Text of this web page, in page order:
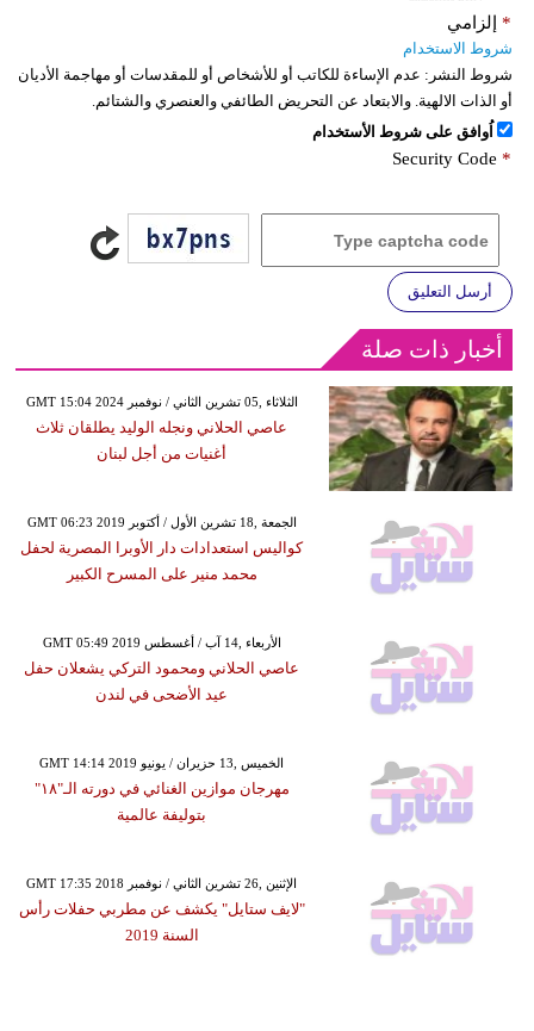
إلزامي *
شروط الاستخدام
شروط النشر: عدم الإساءة للكاتب أو للأشخاص أو للمقدسات أو مهاجمة الأديان
أو الذات الالهية. والابتعاد عن التحريض الطائفي والعنصري والشتائم.
اُوافق على شروط الأستخدام
Security Code *
أرسل التعليق
أخبار ذات صلة
GMT 15:04 2024 الثلاثاء ,05 تشرين الثاني / نوفمبر
عاصي الحلاني ونجله الوليد يطلقان ثلاث
أغنيات من أجل لبنان
GMT 06:23 2019 الجمعة ,18 تشرين الأول / أكتوبر
كواليس استعدادات دار الأوبرا المصرية لحفل
محمد منير على المسرح الكبير
GMT 05:49 2019 الأربعاء ,14 آب / أغسطس
عاصي الحلاني ومحمود التركي يشعلان حفل
عيد الأضحى في لندن
GMT 14:14 2019 الخميس ,13 حزيران / يونيو
مهرجان موازين الغنائي في دورته الـ"١٨"
بتوليفة عالمية
GMT 17:35 2018 الإثنين ,26 تشرين الثاني / نوفمبر
"لايف ستايل" يكشف عن مطربي حفلات رأس
السنة 2019